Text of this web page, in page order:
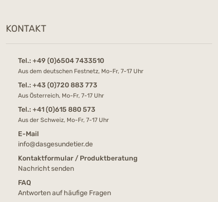
KONTAKT
Tel.: +49 (0)6504 7433510
Aus dem deutschen Festnetz, Mo-Fr, 7-17 Uhr
Tel.: +43 (0)720 883 773
Aus Österreich, Mo-Fr, 7-17 Uhr
Tel.: +41 (0)615 880 573
Aus der Schweiz, Mo-Fr, 7-17 Uhr
E-Mail
info@dasgesundetier.de
Kontaktformular / Produktberatung
Nachricht senden
FAQ
Antworten auf häufige Fragen